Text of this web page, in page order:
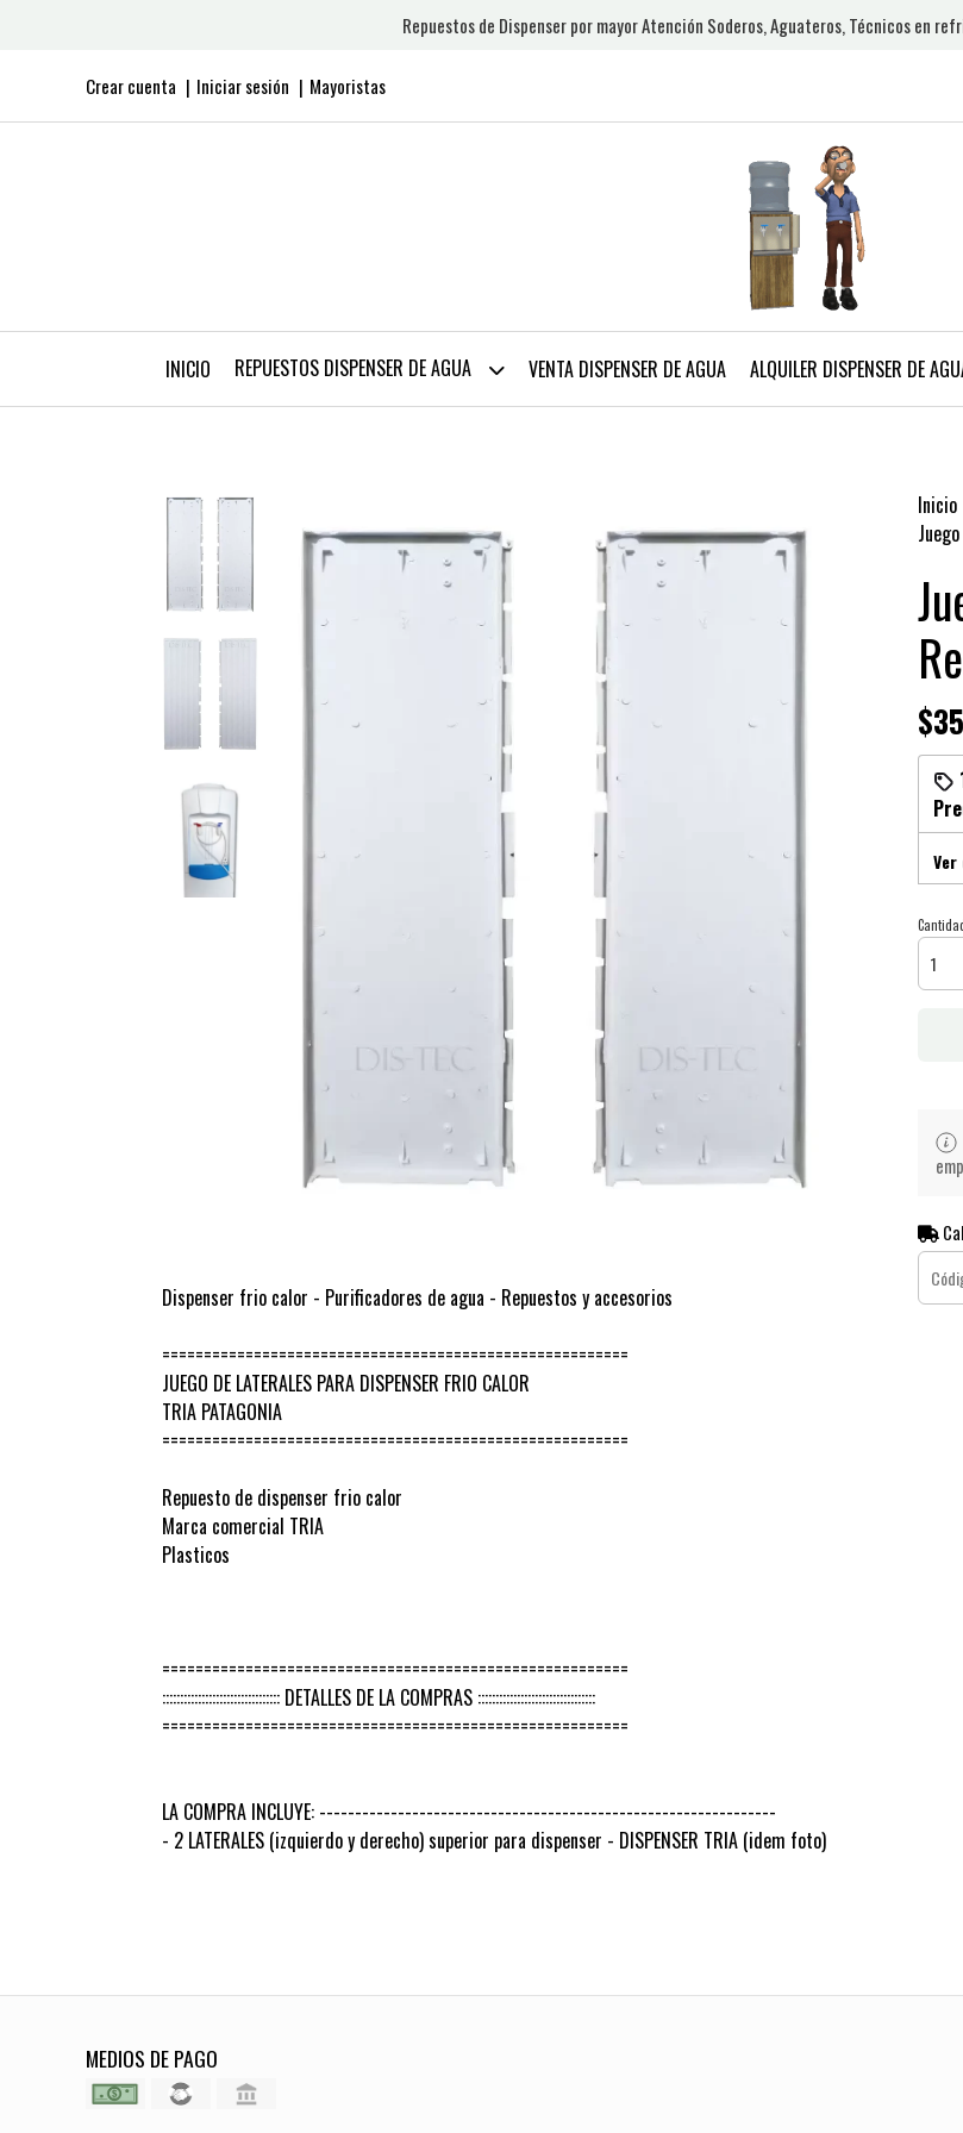
Repuestos de Dispenser por mayor Atención Soderos, Aguateros, Técnicos en
Crear cuenta Iniciar sesión Mayoristas
INICIO REPUESTOS DISPENSER DE AGUA VENTA DISPENSER DE AGUA ALQUILER DISPENSER DE
Dispenser frio calor - Purificadores de agua - Repuestos y accesorios
========================================================
JUEGO DE LATERALES PARA DISPENSER FRIO CALOR
TRIA PATAGONIA
========================================================
Repuesto de dispenser frio calor
Marca comercial TRIA
Plasticos
========================================================
::::::::::::::::::::::::::::::::: DETALLES DE LA COMPRAS :::::::::::::::::::::::::::::::::
========================================================
LA COMPRA INCLUYE: ----------------------------------------------------------------
- 2 LATERALES (izquierdo y derecho) superior para dispenser - DISPENSER TRIA (idem foto)
Inicio
MEDIOS DE PAGO